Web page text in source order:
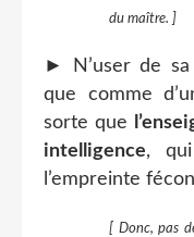
du maître. ]
► N’user de sa
que comme
sorte que
intelligence,
l’empreinte
[ Donc, pas